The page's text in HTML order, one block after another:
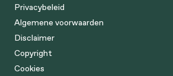
Privacybeleid
Algemene voorwaarden
Disclaimer
Copyright
Cookies